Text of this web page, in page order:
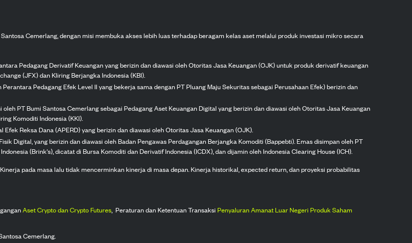
Cemerlang, dengan misi membuka akses lebih luas terhadap beragam kelas aset melalui produk investasi mikro secara
Pedagang Derivatif Keuangan yang berizin dan diawasi oleh Otoritas Jasa Keuangan (OJK) untuk produk derivatif keuangan
(JFX) dan Kliring Berjangka Indonesia (KBI).
Pedagang Efek Level II yang bekerja sama dengan PT Pluang Maju Sekuritas sebagai Perusahaan Efek) berizin dan
PT Bumi Santosa Cemerlang sebagai Pedagang Aset Keuangan Digital yang berizin dan diawasi oleh Otoritas Jasa Keuangan
Komoditi Indonesia (KKI).
Reksa Dana (APERD) yang berizin dan diawasi oleh Otoritas Jasa Keuangan (OJK).
Digital, yang berizin dan diawasi oleh Badan Pengawas Perdagangan Berjangka Komoditi (Bappebti). Emas disimpan oleh PT
(Brink's), dicatat di Bursa Komoditi dan Derivatif Indonesia (ICDX), dan dijamin oleh Indonesia Clearing House (ICH).
pada masa lalu tidak mencerminkan kinerja di masa depan. Kinerja historikal, expected return, dan proyeksi probabilitas
Aset Crypto dan Crypto Futures, Peraturan dan Ketentuan Transaksi Penyaluran Amanat Luar Negeri Produk Saham
Cemerlang.